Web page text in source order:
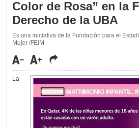
Carles para cubrir vacante en la Corte Suprema de
ante el Juez Daniel Rafecas
Color de Rosa” en la
Derecho de la UBA
Es una iniciativa de la Fundación para el
Mujer /FEIM
La